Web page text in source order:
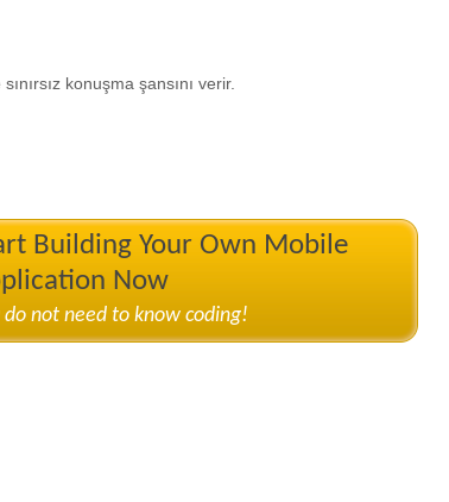
konuşma şansını verir.
Building Your Own Mobile
Now
do not need to know coding!